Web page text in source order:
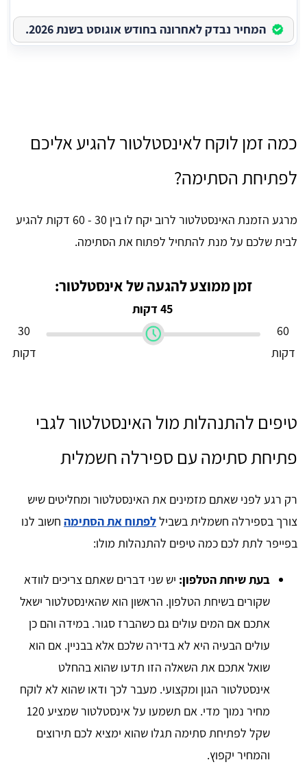
המחיר נבדק לאחרונה בחודש אוגוסט בשנת 2026.
כמה זמן לוקח לאינסטלטור להגיע אליכם
לפתיחת הסתימה?
מרגע הזמנת האינסטלטור לרוב יקח לו בין 30 - 60 דקות להגיע
לבית שלכם על מנת להתחיל לפתוח את הסתימה.
זמן ממוצע להגעה של אינסטלטור:
45 דקות
60
דקות
30
דקות
טיפים להתנהלות מול האינסטלטור לגבי
פתיחת סתימה עם ספירלה חשמלית
רק רגע לפני שאתם מזמינים את האינסטלטור ומחליטים שיש
צורך בספירלה חשמלית בשביללפתוח את הסתימה חשוב לנו
בפייפר לתת לכם כמה טיפים להתנהלות מולו:
בעת שיחת הטלפון: יש שני דברים שאתם צריכים לוודא
שקורים בשיחת הטלפון. הראשון הוא שהאינסטלטור ישאל
אתכם אם המים עולים גם כשהברז סגור. במידה והם כן
עולים הבעיה היא לא בדירה שלכם אלא בבניין. אם הוא
שואל אתכם את השאלה הזו תדעו שהוא בהחלט
אינסטלטור הגון ומקצועי. מעבר לכך ודאו שהוא לא לוקח
מחיר נמוך מדי. אם תשמעו על אינסטלטור שמציע 120
שקל לפתיחת סתימה תגלו שהוא ימציא לכם תירוצים
והמחיר יקפוץ.